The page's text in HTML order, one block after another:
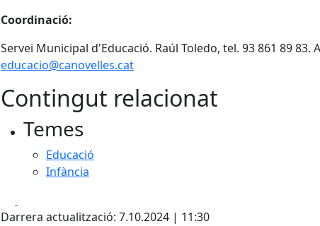
Coordinació:
Servei Municipal d'Educació. Raúl Toledo, tel. 93 861 89 83.
educacio@canovelles.cat
Contingut relacionat
Temes
Educació
Infància
Darrera actualització: 7.10.2024 | 11:30